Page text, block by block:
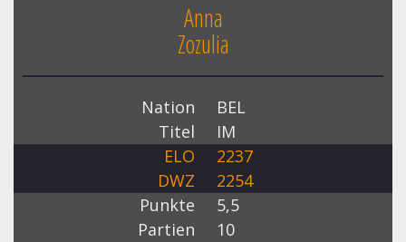
Anna
Zozulia
Nation
BEL
Titel
IM
ELO
2237
DWZ
2254
Punkte
5,5
Partien
10